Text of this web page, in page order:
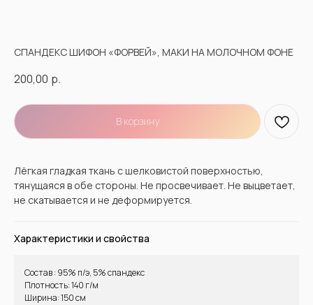
СПАНДЕКС ШИФОН «ФОРВЕЙ», МАКИ НА МОЛОЧНОМ ФОНЕ
200,00 р.
В корзину
Лёгкая гладкая ткань с шелковистой поверхностью,
тянущаяся в обе стороны. Не просвечивает. Не выцветает,
не скатывается и не деформируется.
Характеристики и свойства
Состав : 95% п/э, 5% спандекс
Плотность: 140 г/м
Ширина: 150 см